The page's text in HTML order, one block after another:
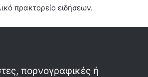
πρακτορείο ειδήσεων.
πορνογραφικές ή